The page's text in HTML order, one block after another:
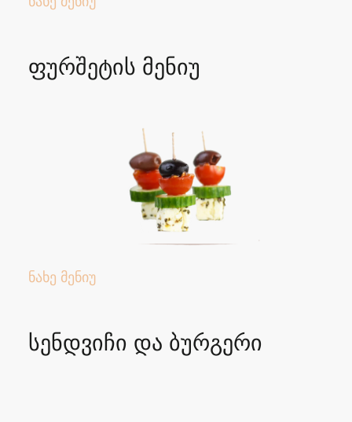
ფურშეტის მენიუ
ნახე მენიუ
სენდვიჩი და ბურგერი